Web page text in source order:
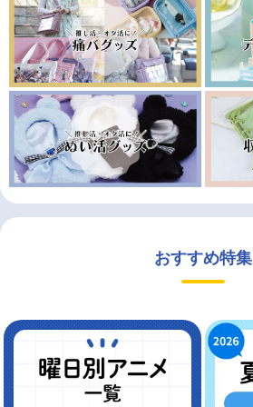
おすすめ特集